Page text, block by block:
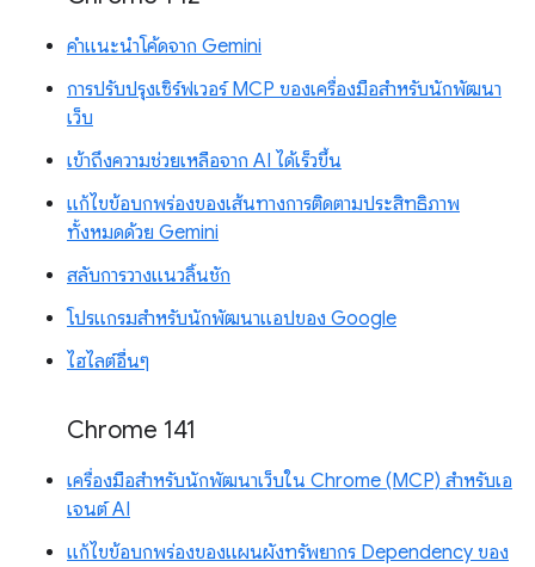
คำแนะนำโค้ดจาก Gemini
การปรับปรุงเซิร์ฟเวอร์ MCP ของเครื่องมือสำหรับนักพัฒนา
เว็บ
เข้าถึงความช่วยเหลือจาก AI ได้เร็วขึ้น
แก้ไขข้อบกพร่องของเส้นทางการติดตามประสิทธิภาพ
ทั้งหมดด้วย Gemini
สลับการวางแนวลิ้นชัก
โปรแกรมสำหรับนักพัฒนาแอปของ Google
ไฮไลต์อื่นๆ
Chrome 141
เครื่องมือสำหรับนักพัฒนาเว็บใน Chrome (MCP) สำหรับเอ
เจนต์ AI
แก้ไขข้อบกพร่องของแผนผังทรัพยากร Dependency ของ